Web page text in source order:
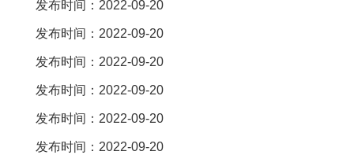
关”断电。公牛用的是触摸开关，触摸开关控
发布时间：2022-09-20
发布时间：2022-09-20
发布时间：2022-09-20
发布时间：2022-09-20
发布时间：2022-09-20
发布时间：2022-09-20